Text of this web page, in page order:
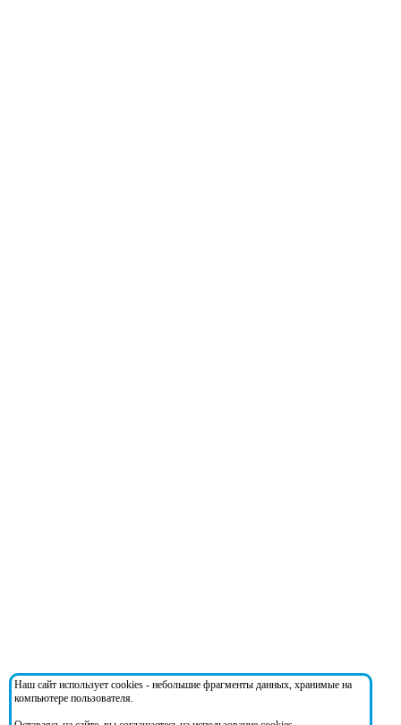
Наш сайт использует cookies - небольшие фрагменты данных, хранимые на
компьютере пользователя.